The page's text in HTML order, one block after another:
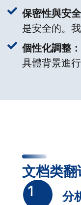
保密性與安全
是安全的。
個性化調整：
具體背景進
文档类
1 分